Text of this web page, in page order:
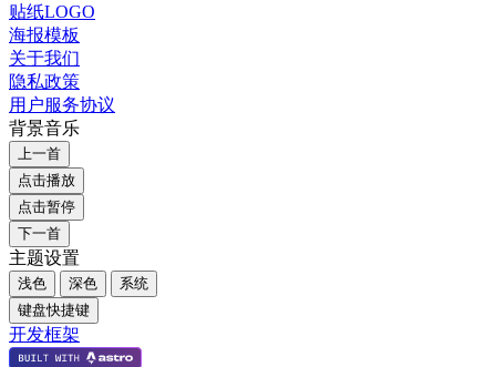
贴纸LOGO
海报模板
关于我们
隐私政策
用户服务协议
背景音乐
上一首
点击播放
点击暂停
下一首
主题设置
浅色 深色
系统
键盘快捷键
开发框架